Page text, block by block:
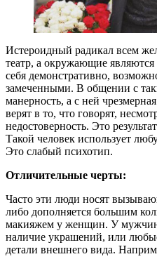
Истероидный радикал всем
театр, а окружающие
себя демонстративно,
замеченными. В общении с
манерность, а с ней
верят в то, что говорят,
недостоверность. Это
Такой человек использует
Это слабый психотип.
Отличительные черты:
Часто эти люди носят
либо дополняется большим
макияжем у женщин. У
наличие украшений, или
детали внешнего вида.